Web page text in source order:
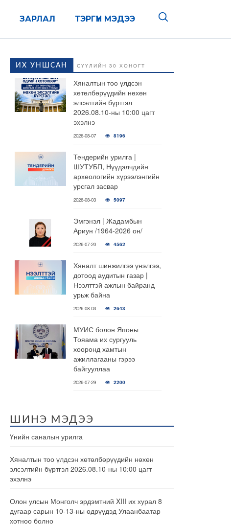
ТЭРГҮҮН МЭДЭЭ
ЗАРЛАЛ
ИХ УНШСАН СҮҮЛИЙН 30 ХОНОГТ
Хяналтын тоо үлдсэн
хөтөлбөрүүдийн нөхөн
элсэлтийн бүртгэл
2026.08.10-ны 10:00 цагт
эхэлнэ
2026-08-07 8196
Тендерийн урилга |
ШУТУБП, Нүүдэлчдийн
археологийн хүрээлэнгийн
урсгал засвар
2026-08-03 5097
Эмгэнэл | Жадамбын
Ариун /1964-2026 он/
2026-07-20 4562
Хяналт шинжилгээ үнэлгээ,
дотоод аудитын газар |
Нээлттэй ажлын байранд
урьж байна
2026-08-03 2643
МУИС болон Японы
Тояама их сургууль
хооронд хамтын
ажиллагааны гэрээ
байгууллаа
2026-07-29 2200
ШИНЭ МЭДЭЭ
Үнийн саналын урилга
Хяналтын тоо үлдсэн хөтөлбөрүүдийн нөхөн
элсэлтийн бүртгэл 2026.08.10-ны 10:00 цагт
эхэлнэ
Олон улсын Монголч эрдэмтний XIII их хурал 8
дугаар сарын 10-13-ны өдрүүдэд Улаанбаатар
хотноо болно